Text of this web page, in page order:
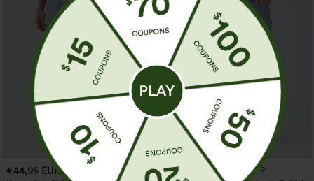
€44,95 EUR €49,95 EUR
€44,95 EUR €49,95 EUR